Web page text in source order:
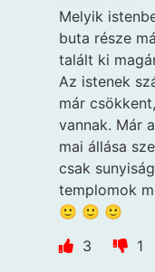
Melyik
buta része
talált ki
Az istenek
már
vannak. Már
mai állása
csak
templomok
🙂 🙂 🙂
3
1